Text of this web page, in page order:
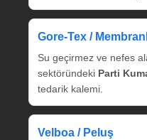
Gore‑Tex /
Su geçirmez ve nefes
sektöründeki Parti
tedarik kalemi.
Velboa / Peluş